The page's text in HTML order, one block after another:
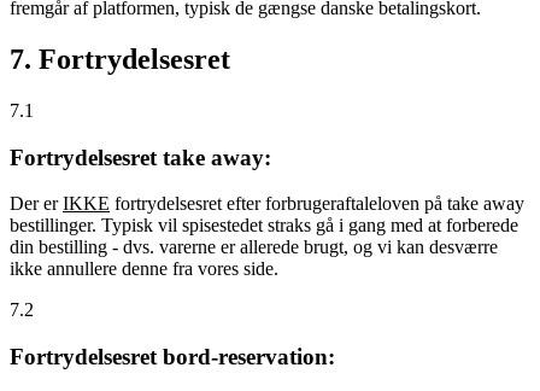
fremgår af platformen, typisk de gængse danske betalingskort.
7. Fortrydelsesret
7.1
Fortrydelsesret take away:
Der erIKKE fortrydelsesret efter forbrugeraftaleloven på take away
bestillinger. Typisk vil spisestedet straks gå i gang med at forberede
din bestilling - dvs. varerne er allerede brugt, og vi kan desværre
ikke annullere denne fra vores side.
7.2
Fortrydelsesret bord-reservation: